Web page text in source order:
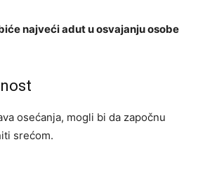
najveći adut u osvajanju osobe
osećanja, mogli bi da započnu
srećom.